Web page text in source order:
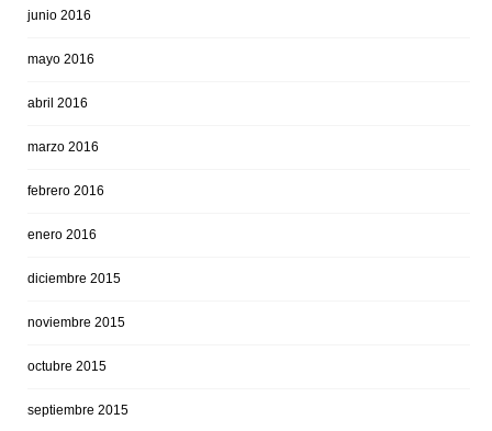
junio 2016
mayo 2016
abril 2016
marzo 2016
febrero 2016
enero 2016
diciembre 2015
noviembre 2015
octubre 2015
septiembre 2015